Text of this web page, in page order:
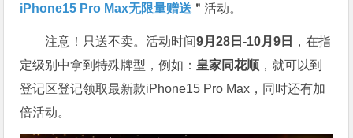
iPhone15 Pro Max无限量赠送 ＂活动。
注意！只送不卖。活动时间9月28日-10月9日
，在指
定级别中拿到特殊牌型，例如： 皇家同花顺 ，就可以到
登记区登记领取最新款iPhone15 Pro Max，同时还有加
倍活动。